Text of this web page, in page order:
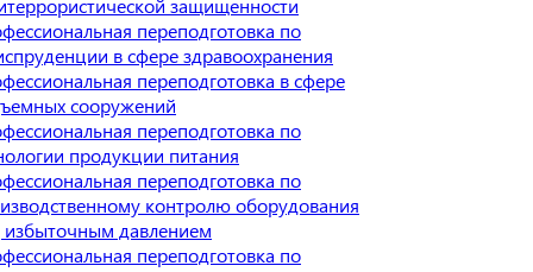
защищенности
переподготовка по
в сфере здравоохранения
переподготовка в сфере
сооружений
переподготовка по
продукции питания
переподготовка по
контролю оборудования
избыточным давлением
переподготовка по